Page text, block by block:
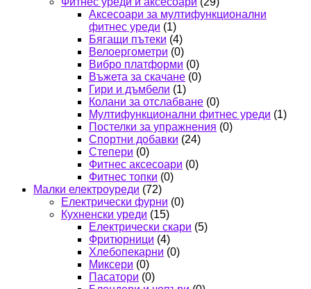
Аксесоари за мултифункционални
фитнес уреди (1)
Бягащи пътеки (4)
Велоергометри (0)
Вибро платформи (0)
Въжета за скачане (0)
Гири и дъмбели (1)
Колани за отслабване (0)
Мултифункционални фитнес уреди (1)
Постелки за упражнения (0)
Спортни добавки (24)
Степери (0)
Фитнес аксесоари (0)
Фитнес топки (0)
Малки електроуреди (72)
Електрически фурни (0)
Кухненски уреди (15)
Електрически скари (5)
Фритюрници (4)
Хлебопекарни (0)
Миксери (0)
Пасатори (0)